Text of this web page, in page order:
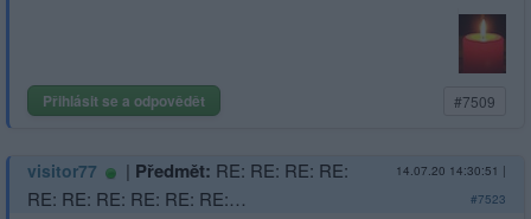
Přihlásit se a odpovědět #7509
visitor77 | Předmět: RE: RE: RE: RE:
RE: RE: RE: RE: RE: RE:…
14.07.20 14:30:51 |
#7523